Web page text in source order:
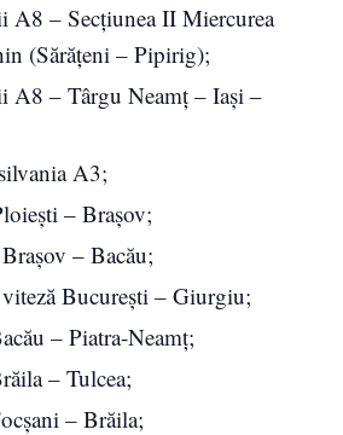
A8 – Secțiunea II Miercurea
(Sărățeni – Pipirig);
A8 – Târgu Neamț – Iași –
A3;
– Brașov;
– Bacău;
București – Giurgiu;
– Piatra-Neamț;
– Tulcea;
– Brăila;